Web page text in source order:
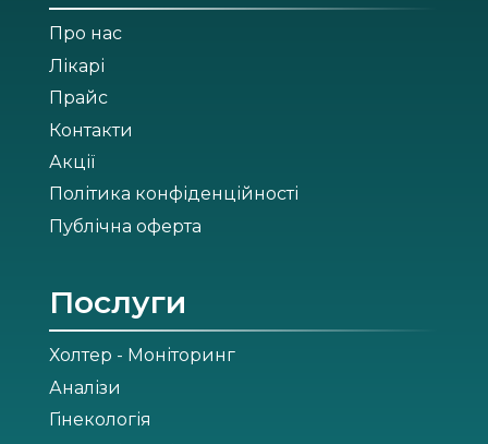
Послуги
Холтер - Моніторинг
Аналізи
Гінекологія
Про нас
Лікарі
Прайс
Контакти
Акції
Політика конфіденційності
Публічна оферта